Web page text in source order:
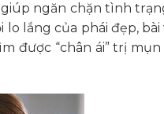
ngăn chặn tình
lắng của phái đẹp, bài
được “chân ái” trị